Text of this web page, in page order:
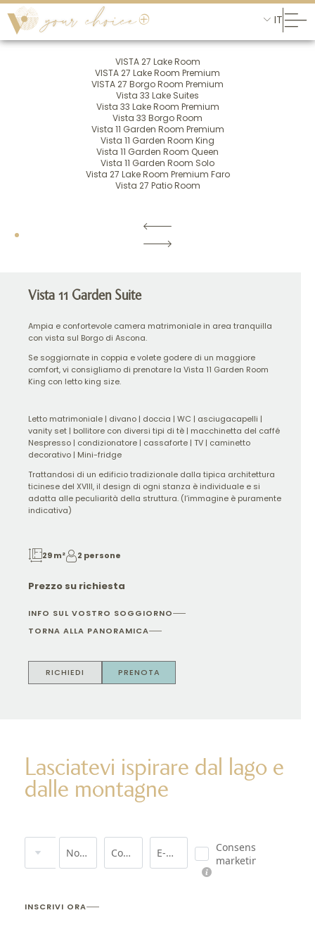
IT
VISTA 27 Lake Room
VISTA 27 Lake Room Premium
VISTA 27 Borgo Room Premium
Vista 33 Lake Suites
Vista 33 Lake Room Premium
Vista 33 Borgo Room
Vista 11 Garden Room Premium
Vista 11 Garden Room King
Vista 11 Garden Room Queen
Vista 11 Garden Room Solo
Vista 27 Lake Room Premium Faro
Vista 27 Patio Room
Vista 11 Garden Suite
Ampia e confortevole camera matrimoniale in area tranquilla
con vista sul Borgo di Ascona.
Se soggiornate in coppia e volete godere di un maggiore
comfort, vi consigliamo di prenotare la Vista 11 Garden Room
King con letto king size.
Letto matrimoniale | divano | doccia | WC | asciugacapelli |
vanity set | bollitore con diversi tipi di tè | macchinetta del caffé
Nespresso | condizionatore | cassaforte | TV | caminetto
decorativo | Mini-fridge
Trattandosi di un edificio tradizionale dalla tipica architettura
ticinese del XVIII, il design di ogni stanza è individuale e si
adatta alle peculiarità della struttura. (l’immagine è puramente
indicativa)
29 m² 2 persone
Prezzo su richiesta
INFO SUL VOSTRO SOGGIORNO
TORNA ALLA PANORAMICA
PRENOTA
RICHIEDI
Lasciatevi ispirare dal lago e
dalle montagne
Nome Cognome* E-mail*
Consenso
marketing*
INSCRIVI ORA